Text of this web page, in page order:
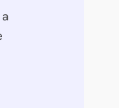
saúde e bem-estar
E
a ficar calmo(a)